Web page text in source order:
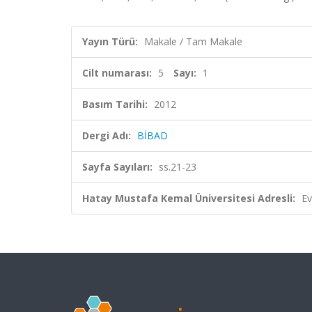
Yayın Türü: Makale / Tam Makale
Cilt numarası: 5 Sayı: 1
Basım Tarihi: 2012
Dergi Adı: BİBAD
Sayfa Sayıları: ss.21-23
Hatay Mustafa Kemal Üniversitesi Adresli: